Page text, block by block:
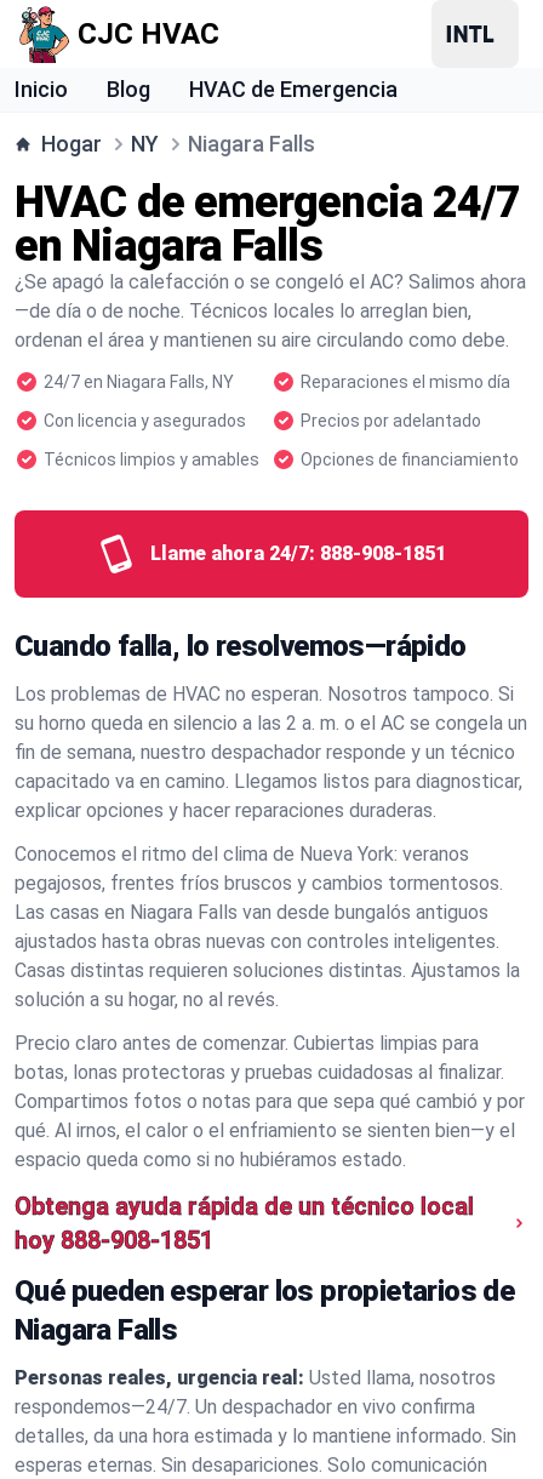
CJC HVAC
Inicio Blog HVAC de Emergencia
Hogar NY Niagara Falls
HVAC de emergencia 24/7
en Niagara Falls
¿Se apagó la calefacción o se congeló el AC? Salimos ahora
—de día o de noche. Técnicos locales lo arreglan bien,
ordenan el área y mantienen su aire circulando como debe.
24/7 en Niagara Falls, NY
Reparaciones el mismo día
Con licencia y asegurados
Precios por adelantado
Técnicos limpios y amables
Opciones de financiamiento
Llame ahora 24/7: 888-908-1851
Cuando falla, lo resolvemos—rápido
Los problemas de HVAC no esperan. Nosotros tampoco. Si
su horno queda en silencio a las 2 a. m. o el AC se congela un
fin de semana, nuestro despachador responde y un técnico
capacitado va en camino. Llegamos listos para diagnosticar,
explicar opciones y hacer reparaciones duraderas.
Conocemos el ritmo del clima de Nueva York: veranos
pegajosos, frentes fríos bruscos y cambios tormentosos.
Las casas en Niagara Falls van desde bungalós antiguos
ajustados hasta obras nuevas con controles inteligentes.
Casas distintas requieren soluciones distintas. Ajustamos la
solución a su hogar, no al revés.
Precio claro antes de comenzar. Cubiertas limpias para
botas, lonas protectoras y pruebas cuidadosas al finalizar.
Compartimos fotos o notas para que sepa qué cambió y por
qué. Al irnos, el calor o el enfriamiento se sienten bien—y el
espacio queda como si no hubiéramos estado.
Obtenga ayuda rápida de un técnico local
hoy 888-908-1851
Qué pueden esperar los propietarios de
Niagara Falls
Personas reales, urgencia real: Usted llama, nosotros
respondemos—24/7. Un despachador en vivo confirma
detalles, da una hora estimada y lo mantiene informado. Sin
esperas eternas. Sin desapariciones. Solo comunicación